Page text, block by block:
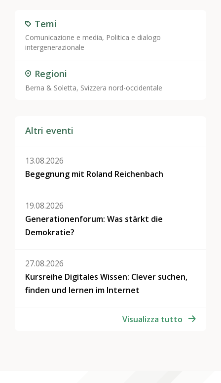
Temi
Comunicazione e media, Politica e dialogo
intergenerazionale
Regioni
Berna & Soletta, Svizzera nord-occidentale
Altri eventi
13.08.2026
Begegnung mit Roland Reichenbach
19.08.2026
Generationenforum: Was stärkt die
Demokratie?
27.08.2026
Kursreihe Digitales Wissen: Clever suchen,
finden und lernen im Internet
Visualizza tutto